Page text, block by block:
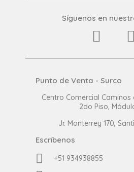
Síguenos en
Punto de Venta - Surco
Centro Comercial Caminos
2do Piso,
Jr. Monterrey 170,
Escríbenos
+51 934938855